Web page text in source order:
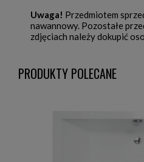
Uwaga! Przedmiotem
nawannowy. Pozostałe
zdjęciach należy dokupić
PRODUKTY POLECANE